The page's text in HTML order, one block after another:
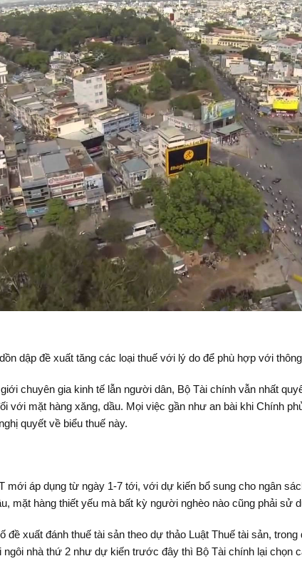
dập đề xuất tăng các loại thuế với lý do để phù hợp với
chuyên gia kinh tế lẫn người dân, Bộ Tài chính vẫn nhất
với mặt hàng xăng, dầu. Mọi việc gần như an bài khi Chính
quyết về biểu thuế này.
mới áp dụng từ ngày 1-7 tới, với dự kiến bổ sung cho ngân
mặt hàng thiết yếu mà bất kỳ người nghèo nào cũng phải sử
đề xuất đánh thuế tài sản theo dự thảo Luật Thuế tài sản,
nhà thứ 2 như dự kiến trước đây thì Bộ Tài chính lại chọn